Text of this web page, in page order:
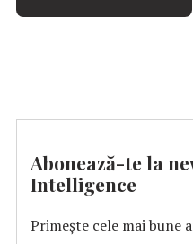
Abonează-te la
Intelligence
Primește cele mai bune